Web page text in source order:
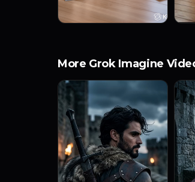
More Grok Imagine